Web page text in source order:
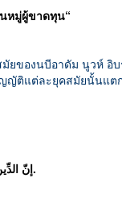
หมู่ผู้ขาดทุน“
องนบีอาดัม นูวห์ อิบ
‎ إنّ الدِّينَ عِنْدَ اللهِ الإسْلَام.